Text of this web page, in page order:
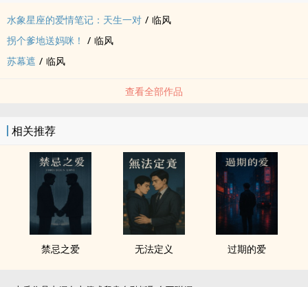
天，还是不要吧⋯⋯
前几天发现被狼文网盗文了，请各位认明popo啊……
水象星座的爱情笔记：天生一对 / 临风
拐个爹地送妈咪！ / 临风
苏幕遮 / 临风
查看全部作品
相关推荐
禁忌之爱 无法定义 过期的爱